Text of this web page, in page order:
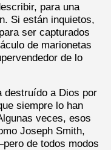
para una
Si están inquietos,
ser capturados
de marionetas
de lo
destruído a Dios por
siempre lo han
veces, esos
Joseph Smith,
de todos modos